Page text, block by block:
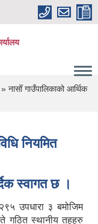
नासोँ गाउँपालिकाको आर्थिक
नियमित
स्वागत छ ।
उपधारा ३ बमोजिम
गठित स्थानीय तहहरु